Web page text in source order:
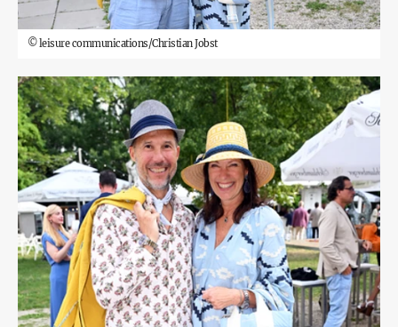
©leisure communications/Christian Jobst